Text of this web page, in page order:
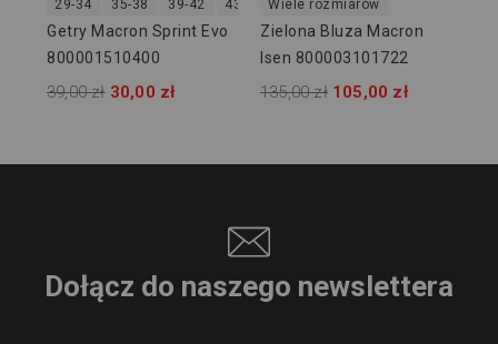
29-34 35-38 39-42 43-46 47-50
Getry Macron Sprint Evo
800001510400
39,00 zł 30,00 zł
Wiele rozmiarów
Zielona Bluza Macron
Isen 800003101722
135,00 zł 105,00 zł
Dołącz do naszego newslettera